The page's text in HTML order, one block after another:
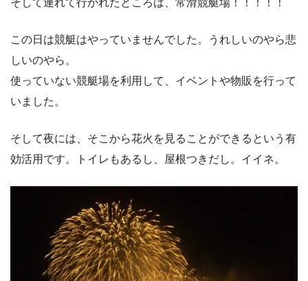
そして連れて行かれたところは、常滑競艇場！！！！！
この日は競艇はやっていませんでした。うれしいのやら悲
しいのやら。
使っていない競艇場を利用して、イベントや物販を行って
いました。
そして夜には、そこから花火を見ることができるという有
効活用です。トイレもあるし、屋根つきだし。イイネ。